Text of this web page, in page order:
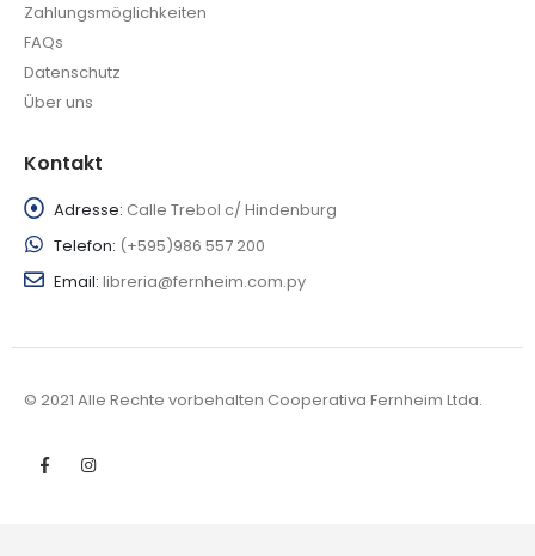
Zahlungsmöglichkeiten
FAQs
Datenschutz
Über uns
Kontakt
Adresse: Calle Trebol c/ Hindenburg
Telefon: (+595)986 557 200
Email: libreria@fernheim.com.py
© 2021 Alle Rechte vorbehalten Cooperativa Fernheim Ltda.